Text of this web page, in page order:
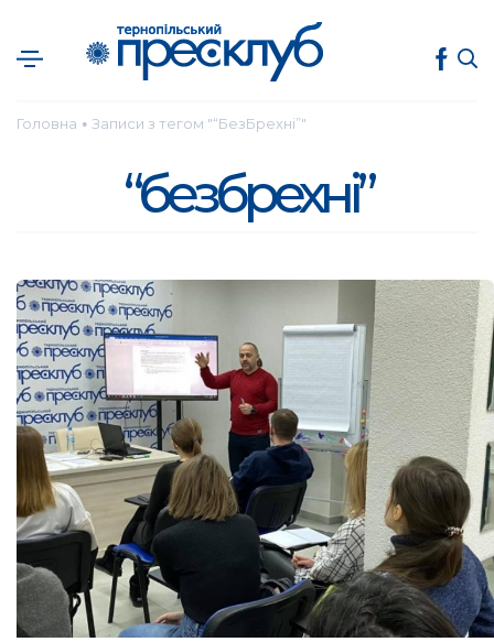
Головна ● Записи з тегом "“БезБрехні”"
“безбрехні”